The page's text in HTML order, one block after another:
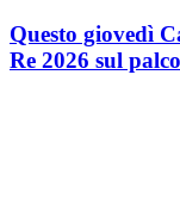
Questo giovedì
Re 2026 sul